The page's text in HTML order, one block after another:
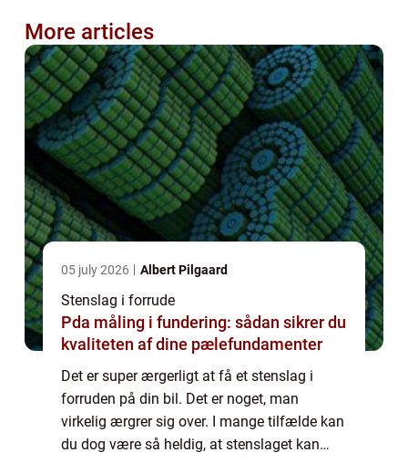
More articles
05 july 2026 Albert Pilgaard
Stenslag i forrude
Pda måling i fundering: sådan sikrer du
kvaliteten af dine pælefundamenter
Det er super ærgerligt at få et stenslag i
forruden på din bil. Det er noget, man
virkelig ærgrer sig over. I mange tilfælde kan
du dog være så heldig, at stenslaget kan